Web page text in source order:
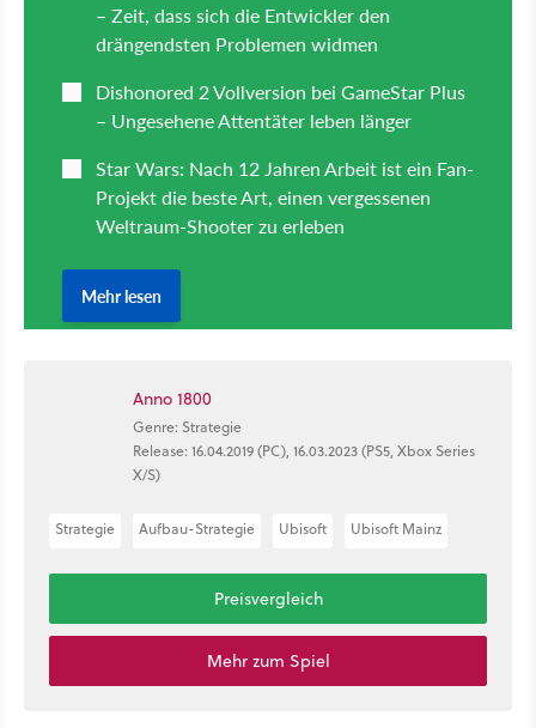
Anno 1800
Genre: Strategie
Release: 16.04.2019 (PC), 16.03.2023 (PS5, Xbox Series
X/S)
Strategie Aufbau-Strategie Ubisoft Ubisoft Mainz
Preisvergleich
Mehr zum Spiel